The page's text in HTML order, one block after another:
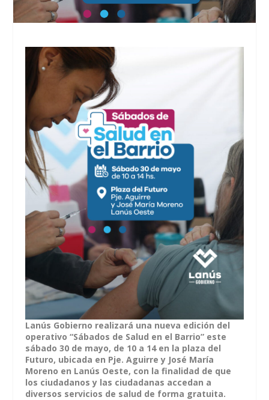
Lanús Gobierno realizará una nueva edición del
operativo “Sábados de Salud en el Barrio” este
sábado 30 de mayo, de 10 a 14 en la plaza del
Futuro, ubicada en Pje. Aguirre y José María
Moreno en Lanús Oeste, con la finalidad de que
los ciudadanos y las ciudadanas accedan a
diversos servicios de salud de forma gratuita.